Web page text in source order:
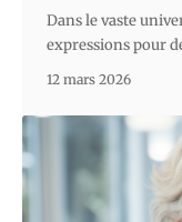
Dans le vaste
expressions pour
12 mars 2026